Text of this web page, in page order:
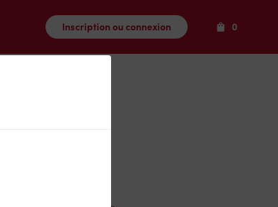
Inscription ou connexion 0Produits